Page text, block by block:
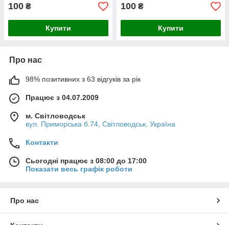
100 ₴
Купити
100 ₴
Купити
Про нас
98% позитивних з 63 відгуків за рік
Працює з 04.07.2009
м. Світловодськ
вул. Приморська б.74, Світловодськ, Україна
Контакти
Сьогодні працює з 08:00 до 17:00
Показати весь графік роботи
Про нас